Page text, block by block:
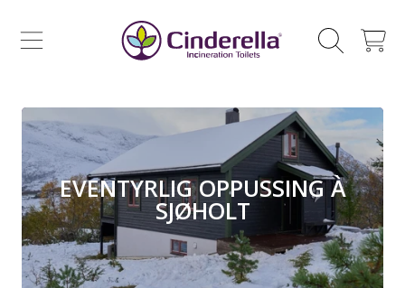
SKIP TO CONTENT
CINDERELLA ECO SALES AS
CHARIOT
EVENTYRLIG OPPUSSING À
SJØHOLT